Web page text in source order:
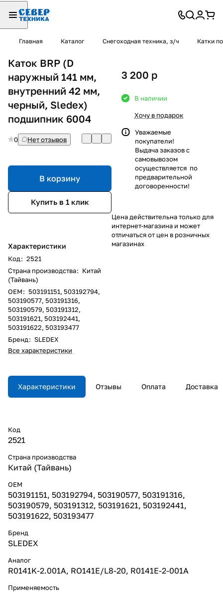
Главная Каталог Снегоходная техника, з/ч Катки
Каток BRP (D
наружный 141 мм,
внутренний 42 мм,
черный, Sledex)
подшипник 6004
0 Нет отзывов
В корзину
Купить в 1 клик
Характеристики
Код: 2521
Страна производства: Китай
(Тайвань)
ОЕM: 503191151, 503192794,
503190577, 503191316,
503190579, 503191312,
503191621, 503192441,
503191622, 503193477
Бренд: SLEDEX
Все характеристики
3 200 p
В наличии
Хочу в подарок
Уважаемые
покупатели!
Выдача заказов с
самовывозом
осуществляется по
предварительной
договоренности!
Цена действительна только для
интернет-магазина и может
отличаться от цен в розничных
магазинах
Характеристики Отзывы Оплата Доставка
Код
2521
Страна производства
Китай (Тайвань)
ОЕM
503191151, 503192794, 503190577, 503191316,
503190579, 503191312, 503191621, 503192441,
503191622, 503193477
Бренд
SLEDEX
Аналог
R0141K-2.001A, RO141E/L8-20, R0141E-2-001А
Применяемость